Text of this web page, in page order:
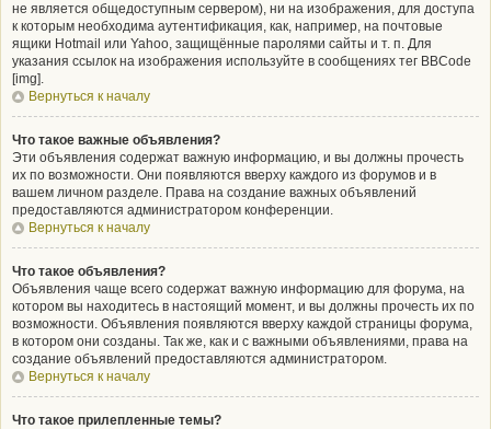
не является общедоступным сервером), ни на изображения, для доступа
к которым необходима аутентификация, как, например, на почтовые
ящики Hotmail или Yahoo, защищённые паролями сайты и т. п. Для
указания ссылок на изображения используйте в сообщениях тег BBCode
[img].
Вернуться к началу
Что такое важные объявления?
Эти объявления содержат важную информацию, и вы должны прочесть
их по возможности. Они появляются вверху каждого из форумов и в
вашем личном разделе. Права на создание важных объявлений
предоставляются администратором конференции.
Вернуться к началу
Что такое объявления?
Объявления чаще всего содержат важную информацию для форума, на
котором вы находитесь в настоящий момент, и вы должны прочесть их по
возможности. Объявления появляются вверху каждой страницы форума,
в котором они созданы. Так же, как и с важными объявлениями, права на
создание объявлений предоставляются администратором.
Вернуться к началу
Что такое прилепленные темы?